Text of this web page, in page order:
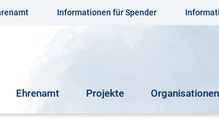
Informationen für Spender
Ehrenamt Projekte Organisationen